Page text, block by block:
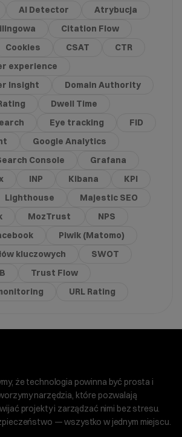
AI Detector
Atrybucja
Citation Flow
Cookies CSAT
CTR
experience
Insight
Domain Authority
Dwell Time
Eye tracking
FID
Google Analytics
Console
Grafana
INP Kibana
KPI
Lighthouse
Majestic SEO
MozTrust
NPS
Piwik (Matomo)
kluczowych
SWOT
Trust Flow
URL Rating
że technologia powinna być prosta i
narzędzia, które pozwalają
projekty i zarządzać nimi bez stresu.
— wszystko w jednym miejscu.